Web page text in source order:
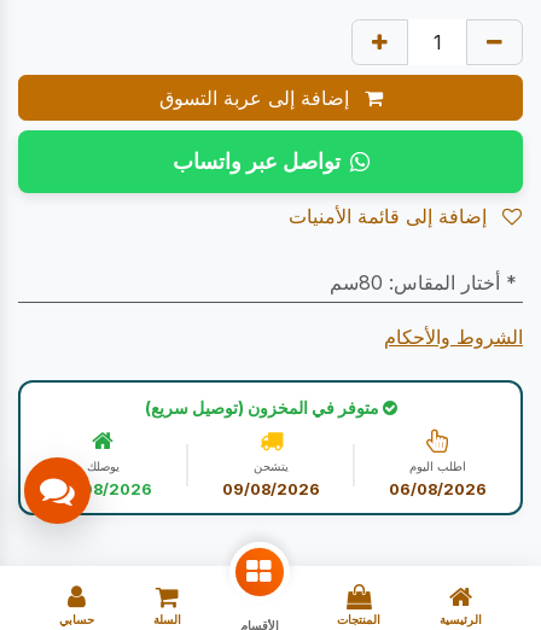
إضافة إلى عربة التسوق
تواصل عبر واتساب
* أختار المقاس: 80سم
الشروط والأحكام
متوفر في المخزون (توصيل سريع)
اطلب اليوم
06/08/2026
يتشحن
09/08/2026
يوصلك
09/08/2026
الرئيسية المنتجات الأقسام السلة حسابي